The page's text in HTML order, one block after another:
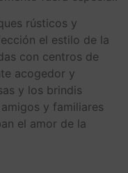
rústicos y
el estilo de la
con centros de
acogedor y
y los brindis
y familiares
el amor de la